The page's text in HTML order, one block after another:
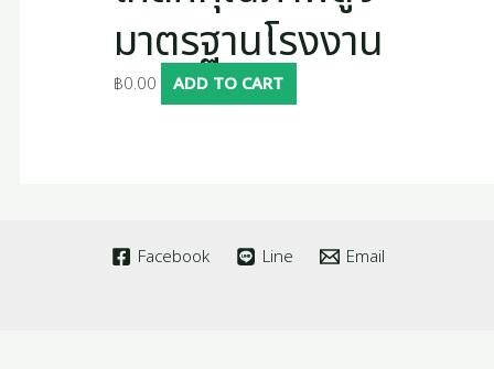
มาตรฐานโรงงาน
฿0.00 ADD TO CART
Facebook Line Email